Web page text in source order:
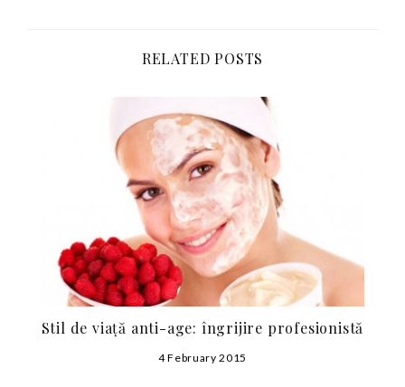
RELATED POSTS
Stil de viață anti-age: îngrijire profesionistă
4 February 2015